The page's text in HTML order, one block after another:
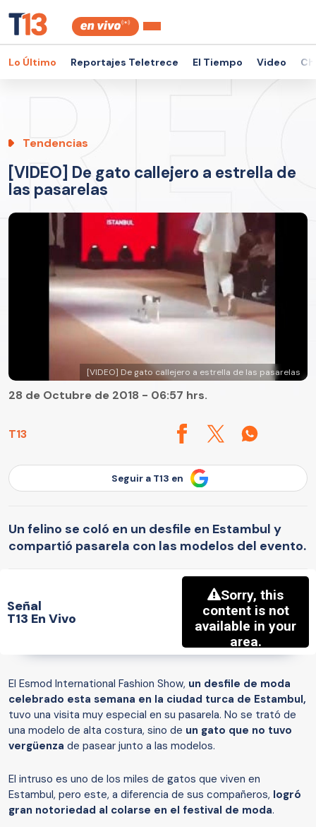
Lo Último Reportajes Teletrece El Tiempo Video
Tendencias
[VIDEO] De gato callejero a estrella de
las pasarelas
[VIDEO] De gato callejero a estrella de las pasarelas
T13
28 de Octubre de 2018 - 06:57 hrs.
Seguir a T13 en
Un felino se coló en un desfile en Estambul y
compartió pasarela con las modelos del evento.
Señal
T13 En Vivo
El Esmod International Fashion Show, un desfile de moda
celebrado esta semana en la ciudad turca de Estambul,
tuvo una visita muy especial en su pasarela. No se trató de
una modelo de alta costura, sino de un gato que no tuvo
vergüenza de pasear junto a las modelos.
El intruso es uno de los miles de gatos que viven en
Estambul, pero este, a diferencia de sus compañeros, logró
gran notoriedad al colarse en el festival de moda.